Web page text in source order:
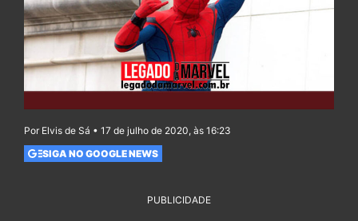
Por Elvis de Sá • 17 de julho de 2020, às 16:23
SIGA NO GOOGLE NEWS
PUBLICIDADE